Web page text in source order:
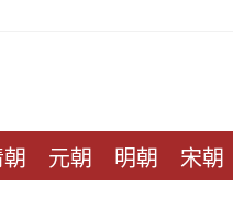
元朝 明朝 宋朝